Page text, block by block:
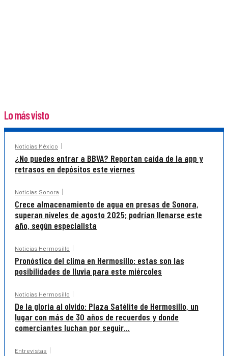
Lo más visto
Noticias México
¿No puedes entrar a BBVA? Reportan caída de la app y
retrasos en depósitos este viernes
Noticias Sonora
Crece almacenamiento de agua en presas de Sonora,
superan niveles de agosto 2025; podrían llenarse este
año, según especialista
Noticias Hermosillo
Pronóstico del clima en Hermosillo: estas son las
posibilidades de lluvia para este miércoles
Noticias Hermosillo
De la gloria al olvido: Plaza Satélite de Hermosillo, un
lugar con más de 30 años de recuerdos y donde
comerciantes luchan por seguir...
Entrevistas